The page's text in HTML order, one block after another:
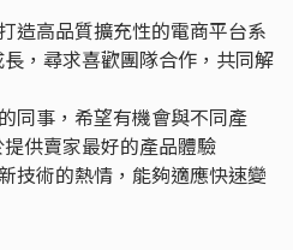
造高品質擴充性的電商平台系
，尋求喜歡團隊合作，共同解
同事，希望有機會與不同產
供賣家最好的產品體驗
技術的熱情，能夠適應快速變